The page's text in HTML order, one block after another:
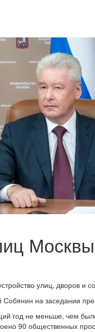
улиц, дворов и
на заседании
год не меньше, чем
90 общественных